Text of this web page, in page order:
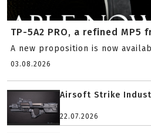
TP-5A2 PRO, a refined MP5
A new proposition is now
03.08.2026
Airsoft Strike
22.07.2026